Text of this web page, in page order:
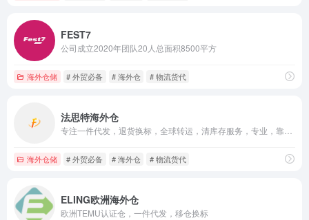
FEST7
公司成立2020年团队20人总面积8500平方
海外仓储 # 外贸必备 # 海外仓 # 物流货代
法思特海外仓
海外仓储 # 外贸必备 # 海外仓 # 物流货代
ELING欧洲海外仓
欧洲TEMU认证仓，一件代发，移仓换标